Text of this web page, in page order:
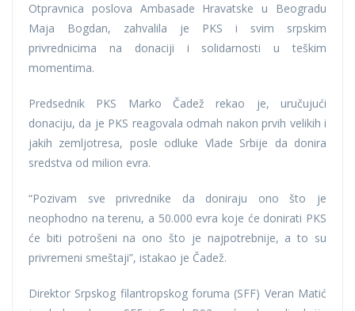
Otpravnica poslova Ambasade Hravatske u Beogradu
Maja Bogdan, zahvalila je PKS i svim srpskim
privrednicima na donaciji i solidarnosti u teškim
momentima.
Predsednik PKS Marko Čadež rekao je, uručujući
donaciju, da je PKS reagovala odmah nakon prvih velikih i
jakih zemljotresa, posle odluke Vlade Srbije da donira
sredstva od milion evra.
“Pozivam sve privrednike da doniraju ono što je
neophodno na terenu, a 50.000 evra koje će donirati PKS
će biti potrošeni na ono što je najpotrebnije, a to su
privremeni smeštaji”, istakao je Čadež.
Direktor Srpskog filantropskog foruma (SFF) Veran Matić